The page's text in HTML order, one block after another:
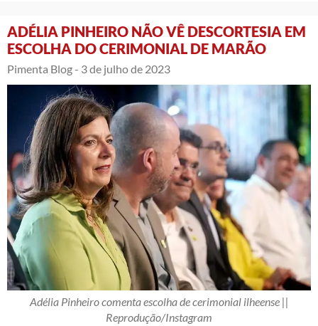
ADÉLIA PINHEIRO NÃO VÊ DESCORTESIA EM
ESCOLHA DO CERIMONIAL DE MARÃO
Pimenta Blog - 3 de julho de 2023
Adélia Pinheiro comenta escolha de cerimonial ilheense ||
Reprodução/Instagram